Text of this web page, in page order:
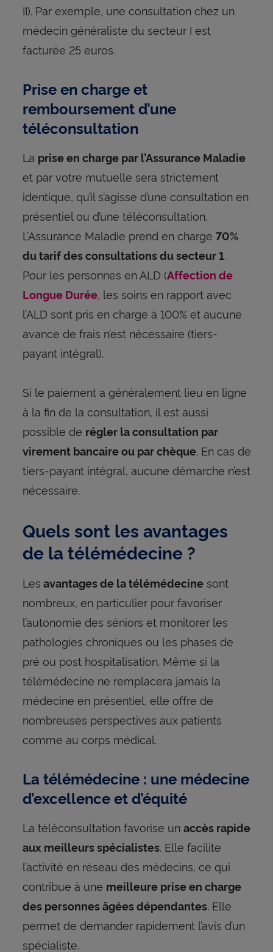
II). Par exemple, une consultation chez un
médecin généraliste du secteur I est
facturée 25 euros.
Prise en charge et
remboursement d’une
téléconsultation
La prise en charge par l’Assurance Maladie
et par votre mutuelle sera strictement
identique, qu’il s’agisse d’une consultation en
présentiel ou d’une téléconsultation.
L’Assurance Maladie prend en charge 70%
du tarif des consultations du secteur 1.
Pour les personnes en ALD (Affection de
Longue Durée, les soins en rapport avec
l’ALD sont pris en charge à 100% et aucune
avance de frais n’est nécessaire (tiers-
payant intégral).
Si le paiement a généralement lieu en ligne
à la fin de la consultation, il est aussi
possible de régler la consultation par
virement bancaire ou par chèque. En cas de
tiers-payant intégral, aucune démarche n’est
nécessaire.
Quels sont les avantages
de la télémédecine ?
Les avantages de la télémédecinesont
nombreux, en particulier pour favoriser
l’autonomie des séniors et monitorer les
pathologies chroniques ou les phases de
pré ou post hospitalisation. Même si la
télémédecine ne remplacera jamais la
médecine en présentiel, elle offre de
nombreuses perspectives aux patients
comme au corps médical.
La télémédecine : une médecine
d’excellence et d’équité
La téléconsultation favorise un accès rapide
aux meilleurs spécialistes. Elle facilite
l’activité en réseau des médecins, ce qui
contribue à une meilleure prise en charge
des personnes âgées dépendantes. Elle
permet de demander rapidement l’avis d’un
spécialiste.